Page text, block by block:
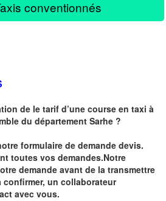
conventionnés
de le tarif d’une course en taxi à
du département Sarhe ?
formulaire de demande devis.
toutes vos demandes.Notre
demande avant de la transmettre
un collaborateur
avec vous.